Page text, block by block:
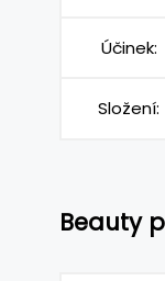
Účinek:
Složení:
Beauty